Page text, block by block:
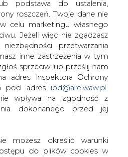
przetwarzania
inne zastrzeżenia w tym
sprzeciw lub prześlij nam
adres Inspektora Ochrony
pod adresiod@are.waw.pl.
wpływa na zgodność z
dokonanego przed jej
możesz określić warunki
do plików cookies w
internetowej.
wykorzystanie technologii
kliknąć poniższy przycisk
których powołuje się „Rz”,
informacja może dotyczyć
w sprawie współpracy przy
a wśród partnerów tego
są Tauron i Enea oraz
ubiegłotygodniową
Dariusza Lubery, który
rozmowy z PGE na temat
projekcie budowy elektrowni
w tej sprawie dojdzie
wrześniu.